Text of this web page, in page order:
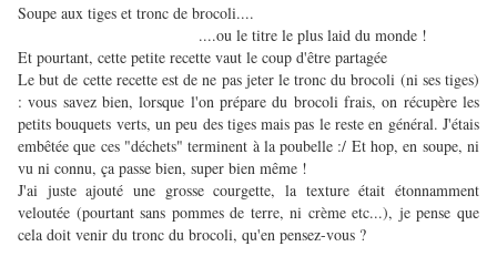
Soupe aux tiges et tronc de brocoli....
....ou le titre le plus laid du monde !
Et pourtant, cette petite recette vaut le coup d'être partagée
Le but de cette recette est de ne pas jeter le tronc du brocoli (ni ses tiges)
: vous savez bien, lorsque l'on prépare du brocoli frais, on récupère les
petits bouquets verts, un peu des tiges mais pas le reste en général. J'étais
embêtée que ces "déchets" terminent à la poubelle :/ Et hop, en soupe, ni
vu ni connu, ça passe bien, super bien même !
J'ai juste ajouté une grosse courgette, la texture était étonnamment
veloutée (pourtant sans pommes de terre, ni crème etc...), je pense que
cela doit venir du tronc du brocoli, qu'en pensez-vous ?